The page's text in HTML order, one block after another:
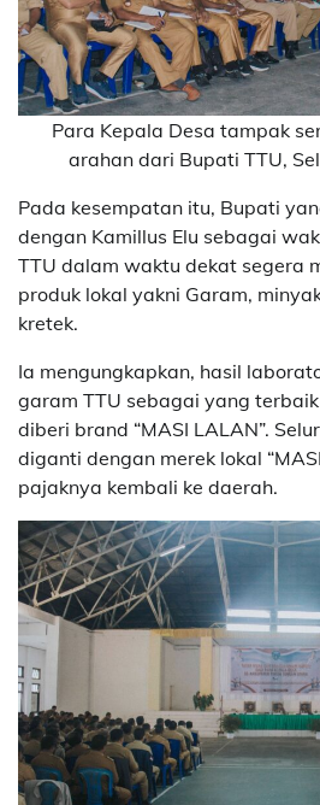
Para Kepala Desa tampak
arahan dari Bupati TTU,
Pada kesempatan itu, Bupati
dengan Kamillus Elu sebagai
TTU dalam waktu dekat segera
produk lokal yakni Garam,
kretek.
Ia mengungkapkan, hasil
garam TTU sebagai yang
diberi brand “MASI LALAN”.
diganti dengan merek lokal
pajaknya kembali ke daerah.